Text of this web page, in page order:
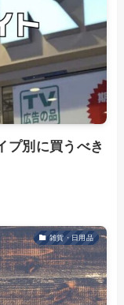
プ別に買うべき
雑貨・日用品